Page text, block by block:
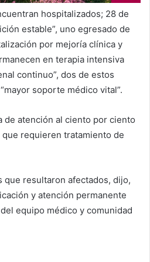
hospitalizados; 28 de
estable”, uno egresado de
por mejoría clínica y
en terapia intensiva
continuo”, dos de estos
soporte médico vital”.
de atención al ciento por ciento
requieren tratamiento de
que resultaron afectados, dijo,
y atención permanente
equipo médico y comunidad